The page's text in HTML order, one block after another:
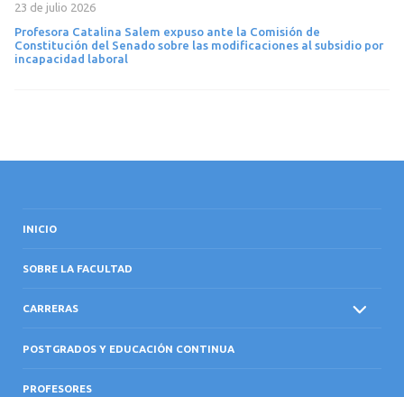
23 de julio 2026
Profesora Catalina Salem expuso ante la Comisión de
Constitución del Senado sobre las modificaciones al subsidio por
incapacidad laboral
INICIO
SOBRE LA FACULTAD
CARRERAS
POSTGRADOS Y EDUCACIÓN CONTINUA
PROFESORES